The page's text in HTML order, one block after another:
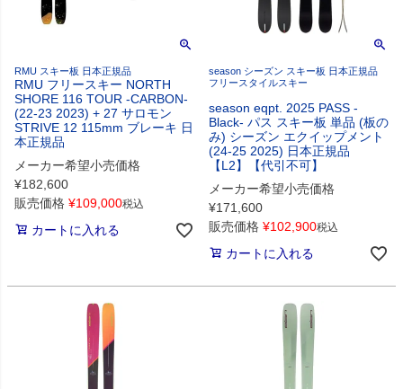
RMU スキー板 日本正規品
RMU フリースキー NORTH
SHORE 116 TOUR -CARBON-
(22-23 2023) + 27 サロモン
STRIVE 12 115mm ブレーキ 日
本正規品
メーカー希望小売価格
¥182,600
販売価格 ¥109,000税込
カートに入れる
season シーズン スキー板 日本正規品
フリースタイルスキー
season eqpt. 2025 PASS -
Black- パス スキー板 単品 (板の
み) シーズン エクイップメント
(24-25 2025) 日本正規品
【L2】【代引不可】
メーカー希望小売価格
¥171,600
販売価格 ¥102,900税込
カートに入れる